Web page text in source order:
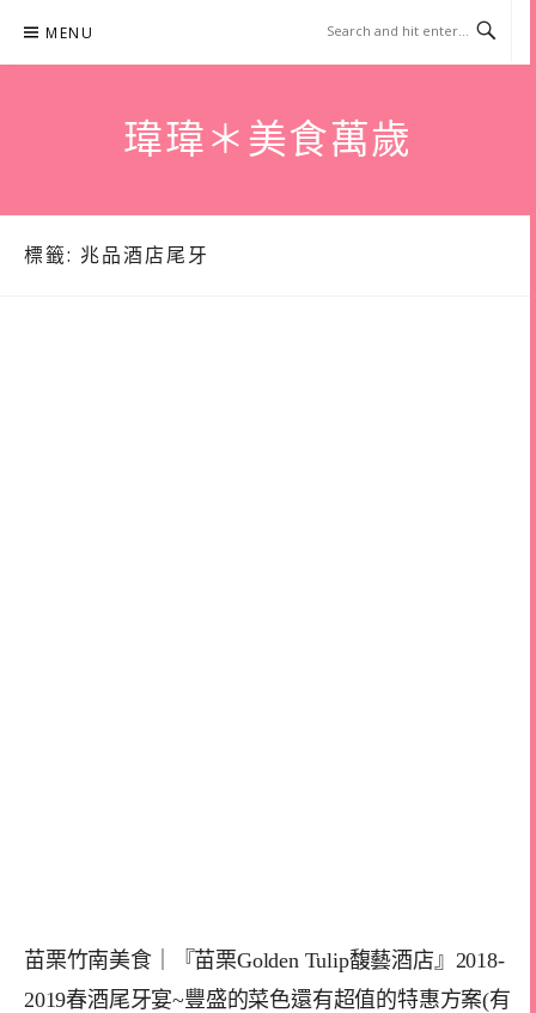
content
MENU
瑋瑋＊美食萬歲
標籤: 兆品酒店尾牙
苗栗竹南美食｜『苗栗Golden Tulip馥藝酒店』2018-
2019春酒尾牙宴~豐盛的菜色還有超值的特惠方案(有